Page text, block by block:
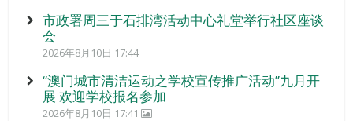
市政署周三于石排湾活动中心礼堂举行社区座谈
会
2026年8月10日 17:44
“澳门城市清洁运动之学校宣传推广活动”九月开
展 欢迎学校报名参加
2026年8月10日 17:41